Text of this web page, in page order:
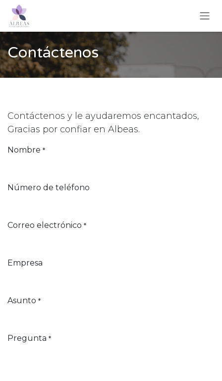
Ir al contenido
Contáctenos
Contáctenos y le ayudaremos encantados,
Gracias por confiar en Albeas.
Nombre *
Número de teléfono
Correo electrónico *
Empresa
Asunto *
Pregunta *